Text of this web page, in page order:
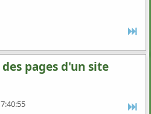
pages d'un site